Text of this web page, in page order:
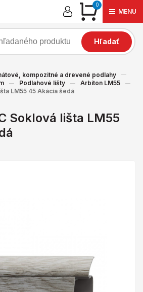
0
MENU
Hľadať
kompozitné a drevené podlahy
Podlahové lišty
Arbiton LM55
LM55 45 Akácia šedá
Soklová lišta LM55